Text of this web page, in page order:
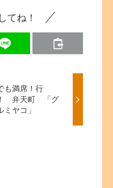
てね！
も満席！行
弁天町 「グ
ミヤコ」